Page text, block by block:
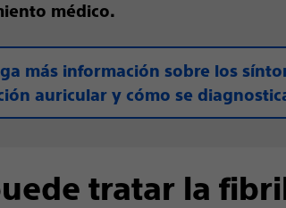
médico.
más información sobre los
auricular y cómo se
tratar la